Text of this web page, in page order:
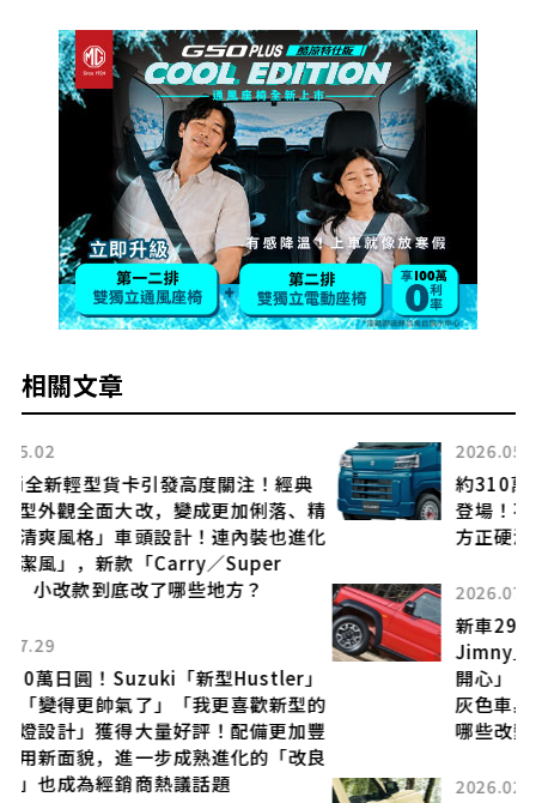
相關文章
約310萬日圓！Suzuki全新「Every」超強
登場！不只有2人座「雙座版本」，還採用
方正硬派設計的「e Every」引發高度關注
2026.07.31
新車292萬日圓起！ Suzuki新型「5門版
Jimny」引發正反兩極評價!? 「配備更新很
開心」「漲價真的吃不消…」等反應！ 沉穩
灰色車身超適合的「最新Nomade」究竟有
哪些改變？
2026.02.25